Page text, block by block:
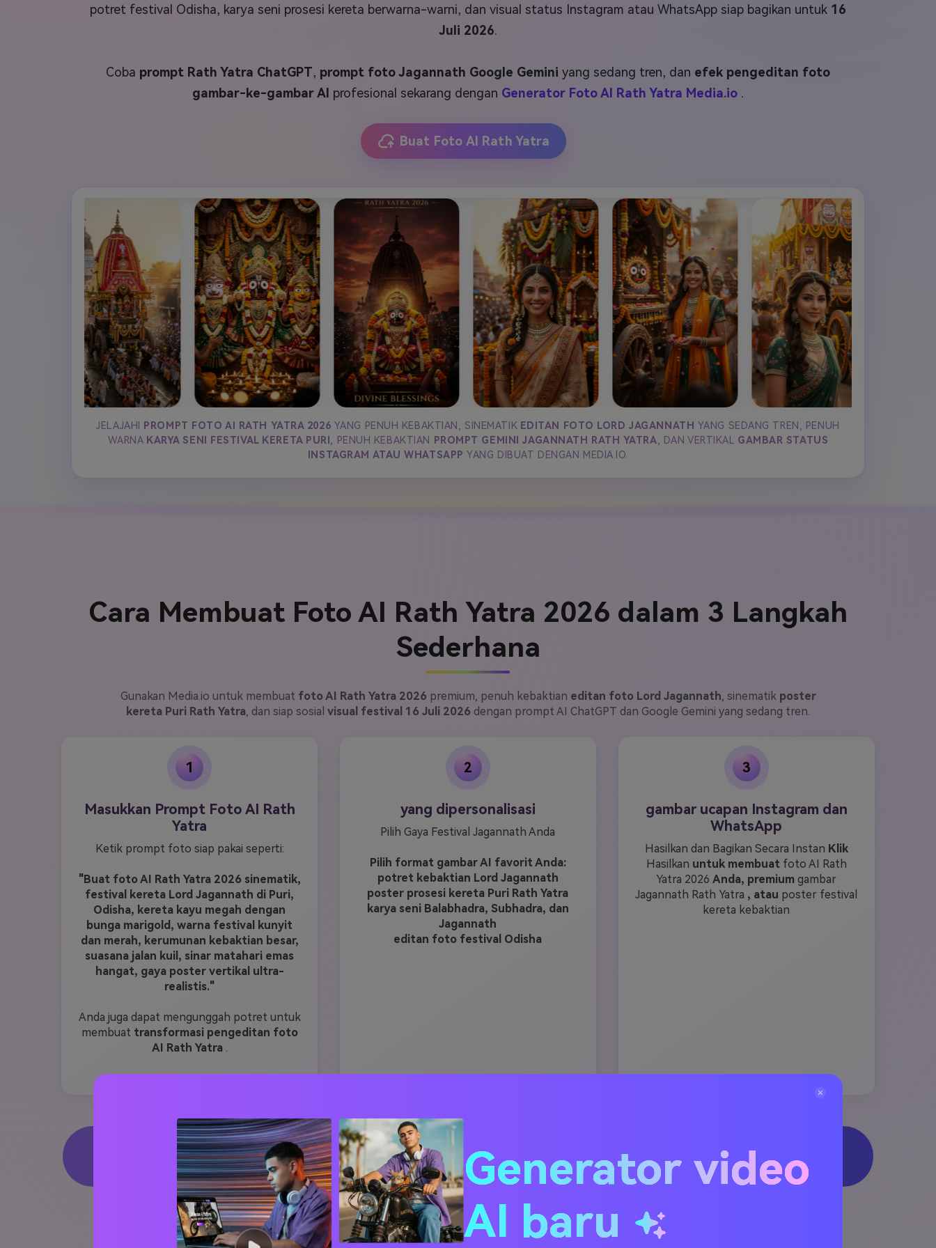
Veo3 Vidu Hailuo Runway
potret festival Odisha, karya seni prosesi kereta berwarna-warni, dan visual status Instagram atau WhatsApp siap bagikan untuk 16
Juli 2026.
Coba prompt Rath Yatra ChatGPT, prompt foto Jagannath Google Gemini yang sedang tren, dan efek pengeditan foto
gambar-ke-gambar AI profesional sekarang dengan Generator Foto AI Rath Yatra Media.io .
Buat Foto AI Rath Yatra
JELAJAHI PROMPT FOTO AI RATH YATRA 2026 YANG PENUH KEBAKTIAN, SINEMATIK EDITAN FOTO LORD JAGANNATH YANG SEDANG TREN, PENUH
WARNA KARYA SENI FESTIVAL KERETA PURI , PENUH KEBAKTIAN PROMPT GEMINI JAGANNATH RATH YATRA , DAN VERTIKAL GAMBAR STATUS
INSTAGRAM ATAU WHATSAPP YANG DIBUAT DENGAN MEDIA.IO.
Cara Membuat Foto AI Rath Yatra 2026 dalam 3 Langkah
Sederhana
Gunakan Media.io untuk membuat foto AI Rath Yatra 2026 premium, penuh kebaktian editan foto Lord Jagannath, sinematik poster
kereta Puri Rath Yatra, dan siap sosial visual festival 16 Juli 2026 dengan prompt AI ChatGPT dan Google Gemini yang sedang tren.
1
Masukkan Prompt Foto AI Rath
Yatra
Ketik prompt foto siap pakai seperti:
"Buat foto AI Rath Yatra 2026 sinematik,
festival kereta Lord Jagannath di Puri,
Odisha, kereta kayu megah dengan
bunga marigold, warna festival kunyit
dan merah, kerumunan kebaktian besar,
suasana jalan kuil, sinar matahari emas
hangat, gaya poster vertikal ultra-
realistis."
Anda juga dapat mengunggah potret untuk
membuat transformasi pengeditan foto
AI Rath Yatra.
2
yang dipersonalisasi
Pilih Gaya Festival Jagannath Anda
Pilih format gambar AI favorit Anda:
potret kebaktian Lord Jagannath
poster prosesi kereta Puri Rath Yatra
karya seni Balabhadra, Subhadra, dan
Jagannath
editan foto festival Odisha
3
gambar ucapan Instagram dan
WhatsApp
Hasilkan dan Bagikan Secara Instan Klik
Hasilkan untuk membuatfoto AI Rath
Yatra 2026Anda, premium gambar
Jagannath Rath Yatra , atau poster festival
kereta kebaktian
, LALU BAGIKAN SECARA INSTAN DI INSTAGRAM, WHATSAPP, FACEBOOK, TIKTOK, DAN HALAMAN PERAYAAN
KOMUNITAS.
Hasilkan Foto AI Rath Yatra Gratis
Generator video
AI baru